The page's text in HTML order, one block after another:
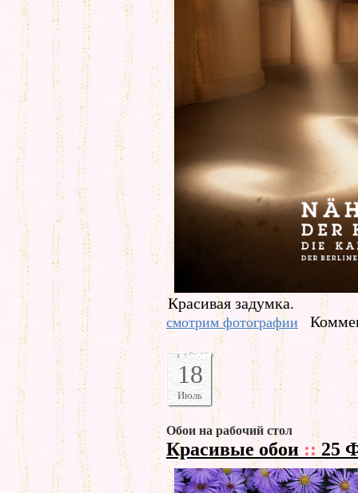
Красивая задумка.
смотрим фотографии
18
Июль
Обои на рабочий стол
Красивые обои ::25